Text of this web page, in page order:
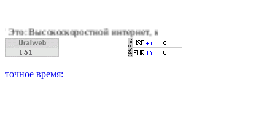
интернет, качественное цифровое и кабельное